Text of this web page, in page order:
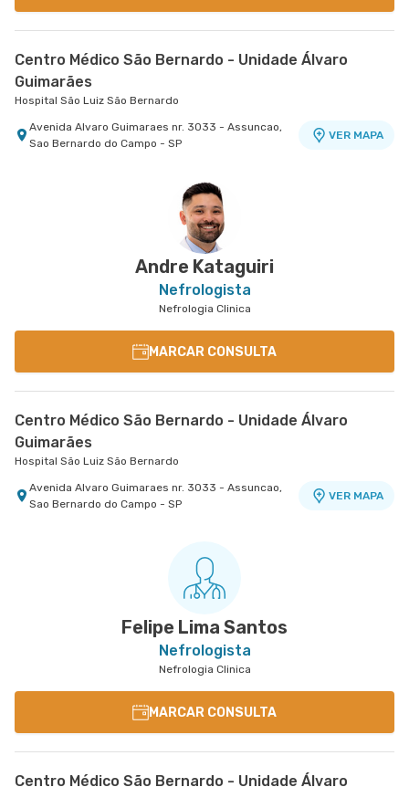
Centro Médico São Bernardo - Unidade Álvaro
Guimarães
Hospital São Luiz São Bernardo
Avenida Alvaro Guimaraes nr. 3033 - Assuncao,
Sao Bernardo do Campo - SP
VER MAPA
Andre Kataguiri
Nefrologista
Nefrologia Clinica
MARCAR CONSULTA
Centro Médico São Bernardo - Unidade Álvaro
Guimarães
Hospital São Luiz São Bernardo
Avenida Alvaro Guimaraes nr. 3033 - Assuncao,
Sao Bernardo do Campo - SP
VER MAPA
Felipe Lima Santos
Nefrologista
Nefrologia Clinica
MARCAR CONSULTA
Centro Médico São Bernardo - Unidade Álvaro